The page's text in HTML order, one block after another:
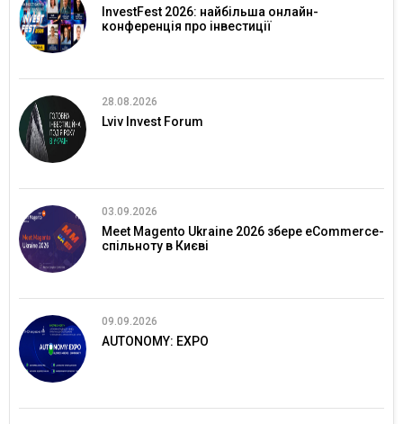
InvestFest 2026: найбільша онлайн-
конференція про інвестиції
28.08.2026
Lviv Invest Forum
03.09.2026
Meet Magento Ukraine 2026 збере eCommerce-
спільноту в Києві
09.09.2026
AUTONOMY: EXPO